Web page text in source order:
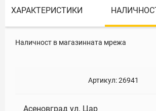
ХАРАКТЕРИСТИКИ
Наличност в магазинната мрежа
Артикул:26941
Асеновград ул. Цар